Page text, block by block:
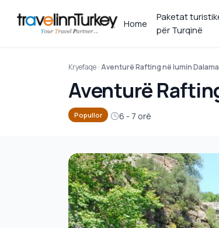
Home
Paketat
për Turqinë
Kryefaqe Aventurë Rafting në lumin
Aventurë
Popullor 6 - 7 orë